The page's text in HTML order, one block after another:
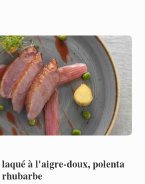
à l'aigre-doux, polenta